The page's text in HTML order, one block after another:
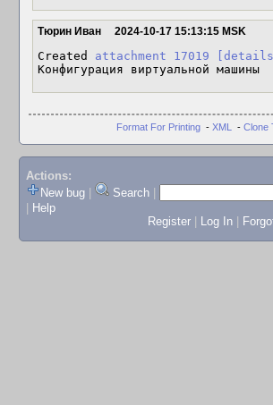
Тюрин Иван 2024-10-17 15:13:15 MSK
Created attachment 17019
Конфигурация виртуальной машины
Format For Printing - XML - Clone
Actions:
New bug
Search
Help
Register
Log In